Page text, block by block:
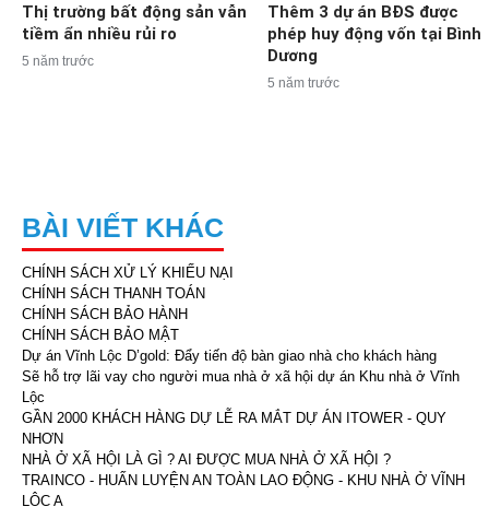
Thị trường bất động sản vẫn
tiềm ẩn nhiều rủi ro
5 năm trước
Thêm 3 dự án BĐS được
phép huy động vốn tại Bình
Dương
5 năm trước
BÀI VIẾT KHÁC
CHÍNH SÁCH XỬ LÝ KHIẾU NẠI
CHÍNH SÁCH THANH TOÁN
CHÍNH SÁCH BẢO HÀNH
CHÍNH SÁCH BẢO MẬT
Dự án Vĩnh Lộc D’gold: Đẩy tiến độ bàn giao nhà cho khách hàng
Sẽ hỗ trợ lãi vay cho người mua nhà ở xã hội dự án Khu nhà ở Vĩnh
Lộc
GẦN 2000 KHÁCH HÀNG DỰ LỄ RA MẮT DỰ ÁN ITOWER - QUY
NHƠN
NHÀ Ở XÃ HỘI LÀ GÌ ? AI ĐƯỢC MUA NHÀ Ở XÃ HỘI ?
TRAINCO - HUẤN LUYỆN AN TOÀN LAO ĐỘNG - KHU NHÀ Ở VĨNH
LỘC A